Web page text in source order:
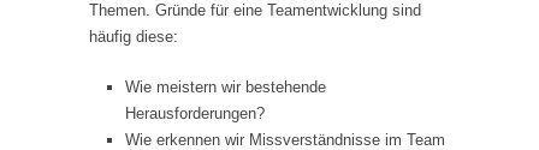
Themen. Gründe für eine Teamentwicklung sind
häufig diese:
Wie meistern wir bestehende
Herausforderungen?
Wie erkennen wir Missverständnisse im Team